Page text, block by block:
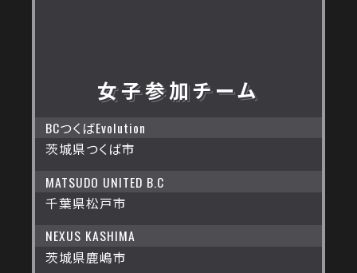
女子参加チーム
BCつくばEvolution
茨城県つくば市
MATSUDO UNITED B.C
千葉県松戸市
NEXUS KASHIMA
茨城県鹿嶋市